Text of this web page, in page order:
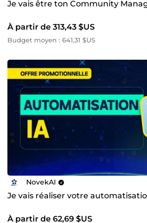
Je vais être ton Community
À partir de 313,43 $US
Budget moyen : 641,31 $US
NovekAI
Je vais réaliser votre
À partir de 62,69 $US